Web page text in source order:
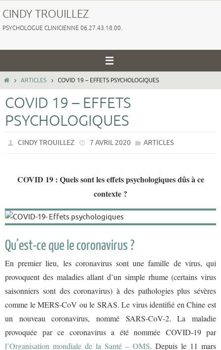
vers
le
CINDY TROUILLEZ
PSYCHOLOGUE CLINICIENNE 06.27.43.18.00.
HOMEARTICLES COVID 19 – EFFETS PSYCHOLOGIQUES
COVID 19 – EFFETS
PSYCHOLOGIQUES
CINDY TROUILLEZ 7 AVRIL 2020 ARTICLES
COVID 19 : Quels sont les effets psychologiques dûs à ce
contexte ?
Qu’est-ce que le coronavirus ?
En premier lieu, les coronavirus sont une famille de virus, qui
provoquent des maladies allant d’un simple rhume (certains virus
saisonniers sont des coronavirus) à des pathologies plus sévères
comme le MERS-CoV ou le SRAS.Le virus identifié en Chine est
un nouveau coronavirus, nommé SARS-CoV-2. La maladie
provoquée par ce coronavirus a été nommée COVID-19 par
l’Organisation mondiale de la Santé – OMS. Depuis le 11 mars